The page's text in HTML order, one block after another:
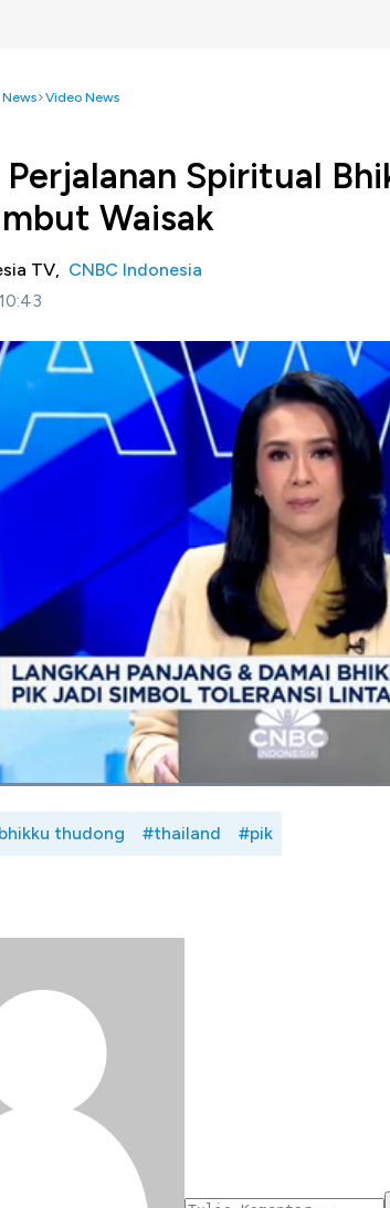
News Video News
Spiritual
Waisak
TV, CNBC Indonesia
Indonesia -
Suasana penuh kedamaian
Utara, saat ratusan Bhikku Thudong
rangka menyambut Waisak 2025.
dari Thailand hingga Indonesia itu ditutup
lebih dari 3.000 umat Buddha dari berbagai
yang penuh makna mewarnai Puja Waisak
Indah Kapuk, Jakarta. Dengan mengusung tema,
perdamaian dunia, ribuan umat
dalam program Squawk Box CNBC Indonesia
thudong #thailand #pik